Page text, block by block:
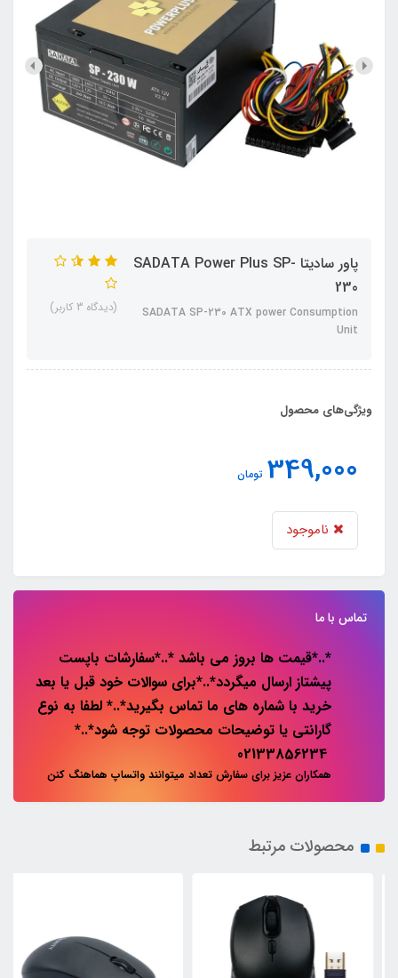
پاور سادیتا SADATA Power Plus SP-
230
SADATA SP-230 ATX power Consumption
Unit
(دیدگاه 3 کاربر)
ویژگی‌های محصول
349,000 تومان
ناموجود
تماس با ما
*..*قیمت ها بروز می باشد *..*سفارشات باپست
پیشتاز ارسال میگردد*..*برای سوالات خود قبل یا بعد
خرید با شماره های ما تماس بگیرید*..* لطفا به نوع
گارانتی یا توضیحات محصولات توجه شود*..*
همکاران عزیز برای سفارش تعداد میتوانند واتساپ هماهنگ کنن
محصولات مرتبط